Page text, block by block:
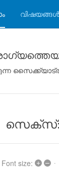
വിഷയങ്ങള്‍
സെക്സ്:
Font size: + –